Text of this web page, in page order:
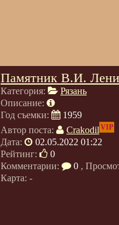
Памятник В.И.
Категория:
Рязань
Описание:
Год съемки:
1959
Автор поста:
Crakodil VIP
Дата:
02.05.2022 01:22
Рейтинг:
0
Комментарии:
0 ,
Карта: -